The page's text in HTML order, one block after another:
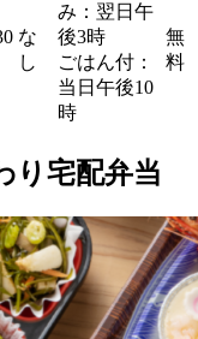
な
し
み：翌日午
後3時
ごはん付：
当日午後10
時
無
料
り宅配弁当